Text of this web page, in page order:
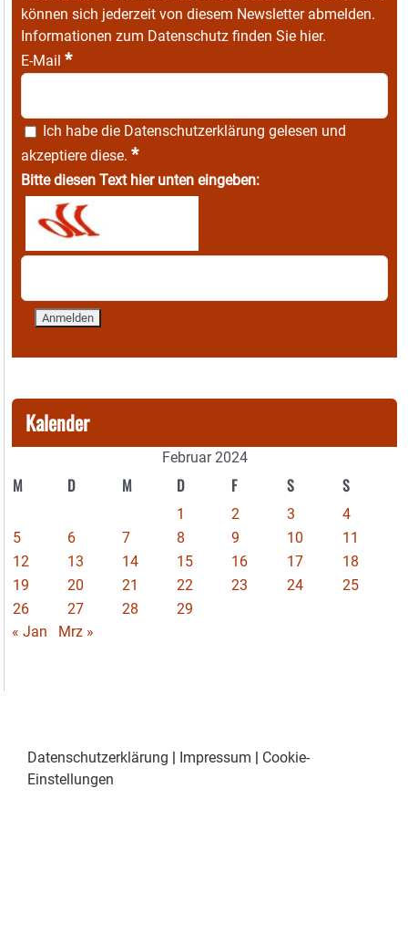
können sich jederzeit von diesem Newsletter abmelden.
Informationen zum Datenschutz finden Sie hier.
E-Mail *
Ich habe die Datenschutzerklärung gelesen und
akzeptiere diese. *
Bitte diesen Text hier unten eingeben:
Kalender
Februar 2024
M D M D F S S
1 2 3
4
5
6 7 8 9 10
11
12
13 14 15 16 17
18
19
20 21 22 23 24
25
26
27 28
29
« Jan
Mrz »
Datenschutzerklärung | Impressum | Cookie-
Einstellungen